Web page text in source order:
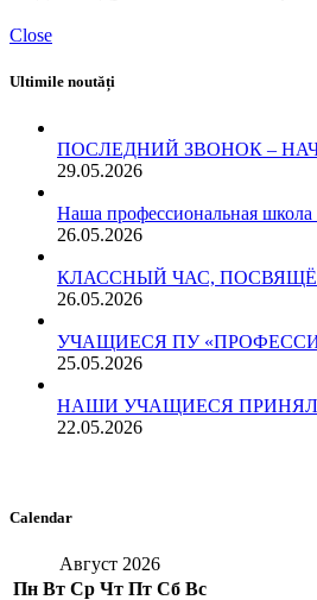
Close
Ultimile noutăți
ПОСЛЕДНИЙ ЗВОНОК –
29.05.2026
Наша профессиональная школа
26.05.2026
КЛАССНЫЙ ЧАС,
26.05.2026
УЧАЩИЕСЯ ПУ
25.05.2026
НАШИ УЧАЩИЕСЯ
22.05.2026
Calendar
Август 2026
Пн Вт Ср Чт Пт Сб Вс